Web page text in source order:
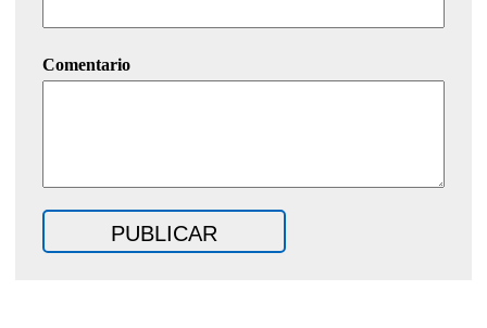
Comentario